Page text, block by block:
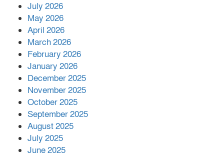
পর ফোন তারেক রহমানের,গ্যাস সঙ্কট
July 2026
May 2026
April 2026
March 2026
February 2026
January 2026
December 2025
November 2025
October 2025
September 2025
August 2025
July 2025
June 2025